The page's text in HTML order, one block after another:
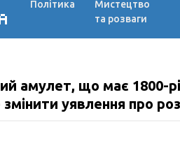
Політика
Мистецтво
та розваги
амулет, що має 1800-
уявлення про